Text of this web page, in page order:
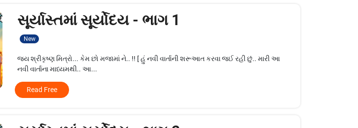
સૂર્યાસ્તમાં સૂર્યોદય - ભાગ 1
New
જય શ્રીકૃષ્ણ મિત્રો... કેમ છો મજામાં ને.. !! [ હું નવી વાર્તાની શરૂઆત કરવા જઈ રહી છું.. મારી આ
નવી વાર્તાના માધ્યમથી.. આ...
Read Free